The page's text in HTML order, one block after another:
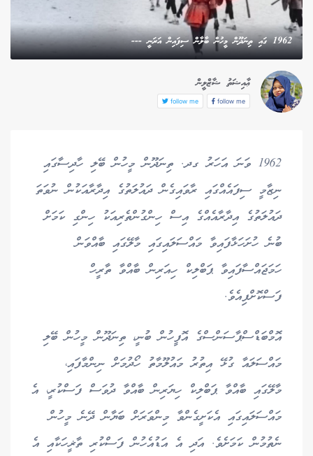
1962 ގައި ތިނަދޫން މީހުން ބާލާން ސިފައިން އަރަނީ ---
ޢާއިޝަތު ޝާޒްލީން
follow me
follow me
1962 ވަނަ އަހަރު ގދ. ތިނަދޫން މީހުން ބޭލި ހާދިސާގައި
ނިޒާމީ ސިފައެއްގައި ރާވައިގެން ދައުލަތުގެ އިދާރާއަކުން ނުވަތަ
ދައުލަތުގެ އިދާރާއެއްގެ އިސް ހިންގުންތެރިއަކު ހިންގި ކަމަށް
ބުނެ ހުށަހަޅާފައިވާ މައްސަލައިގައި މާލޭގައި ބާއްވަން
ހަމަޖައްސާފައިވާ ޕަބްލިކް ހިއަރިން ބާއްވާ ތާރީހް
ފަސްކޮށްފިއެވެ.
އޮމްބަޑްސްޕާސަންސްގެ އޮފީހުން ބުނީ، ތިނަދޫން މީހުން ބޭލި
މައްސަލައާ ގުޅޭ އިތުރު މައުލޫމާތު ހޯދުމަށް ނިންމާފައި،
މާލޭގައި ބާއްވާ ޕަބްލިކް ހިޔަރިން ބާއްވާ ދުވަސް ފަސްކުރީ، އެ
މައްސަލައިގައި އެކަށީގެންވާ މިންވަރަށް ބަޔާން ދޭނެ މީހުން
ނެތުމުން ކަމަށެވެ. އަދި އެ އަޑުއެހުން ފަސްކުރި ތާޜީހަކާއި އެ